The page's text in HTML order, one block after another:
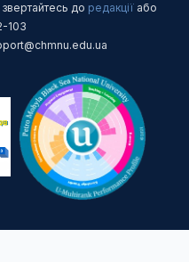
до редакції або
103